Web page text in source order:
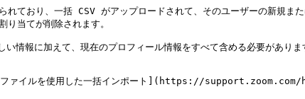
ており、一括 CSV がアップロードされて、そのユーザーの新規ま
当てが削除されます。
情報に加えて、現在のプロフィール情報をすべて含める必要がありま
[CSVファイルを使用した一括インポート](https://